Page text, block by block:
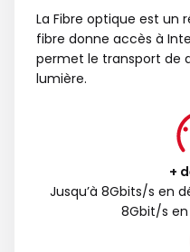
La Fibre optique est un
fibre donne accès à
permet le transport de
lumière.
+
Jusqu’à 8Gbits/s en
8Gbit/s